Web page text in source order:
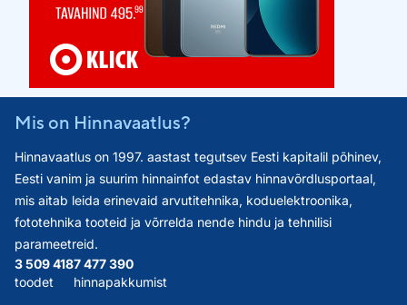
Mis on Hinnavaatlus?
Hinnavaatlus on 1997. aastast tegutsev Eesti kapitalil põhinev,
Eesti vanim ja suurim hinnainfot edastav hinnavõrdlusportaal,
mis aitab leida erinevaid arvutitehnika, koduelektroonika,
fototehnika tooteid ja võrrelda nende hindu ja tehnilisi
parameetreid.
3 509 418
toodet
7 477 390
hinnapakkumist